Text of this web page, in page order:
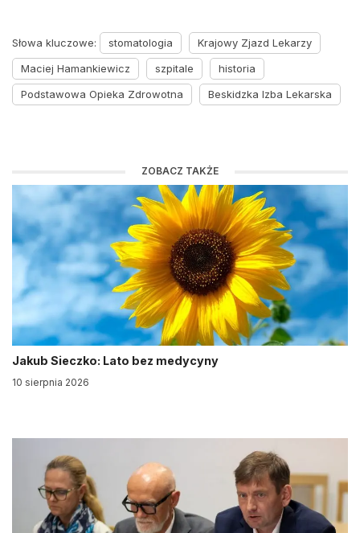
Słowa kluczowe: stomatologia
Krajowy Zjazd Lekarzy
Maciej Hamankiewicz
szpitale
historia
Podstawowa Opieka Zdrowotna
Beskidzka Izba Lekarska
ZOBACZ TAKŻE
Jakub Sieczko: Lato bez medycyny
10 sierpnia 2026